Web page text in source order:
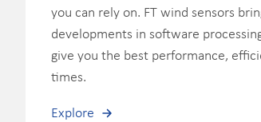
you can rely on. FT wind sensors
developments in software
give you the best performance,
times.
Explore